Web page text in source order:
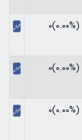
(۰.۰۰%)۰
(۰.۰۰%)۰
(۰.۰۰%)۰